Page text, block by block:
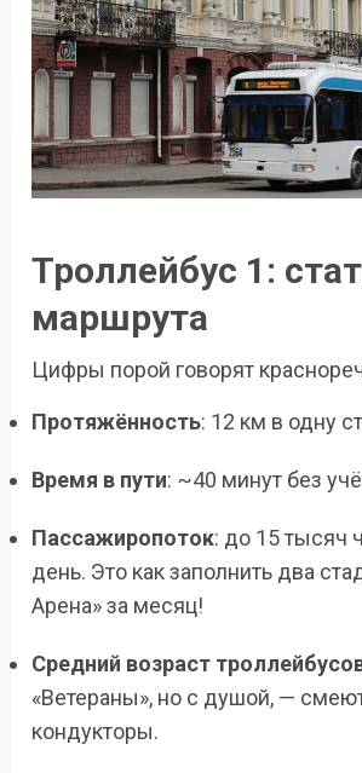
Троллейбус 1:
маршрута
Цифры порой говорят
Протяжённость: 12 км в одну
Время в пути: ~40 минут без
Пассажиропоток: до 15 тысяч
день. Это как заполнить два
Арена» за месяц!
Средний возраст
«Ветераны», но с душой, —
кондукторы.